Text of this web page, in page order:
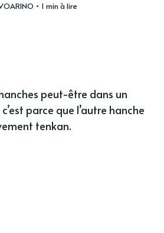
• 1 min à lire
peut-être dans un
parce que l’autre hanche
tenkan.